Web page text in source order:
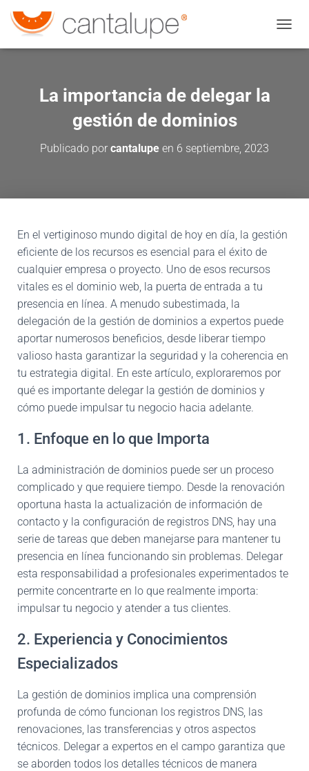
La importancia de delegar la
gestión de dominios
Publicado por cantalupe en 6 septiembre, 2023
En el vertiginoso mundo digital de hoy en día, la gestión
eficiente de los recursos es esencial para el éxito de
cualquier empresa o proyecto. Uno de esos recursos
vitales es el dominio web, la puerta de entrada a tu
presencia en línea. A menudo subestimada, la
delegación de la gestión de dominios a expertos puede
aportar numerosos beneficios, desde liberar tiempo
valioso hasta garantizar la seguridad y la coherencia en
tu estrategia digital. En este artículo, exploraremos por
qué es importante delegar la gestión de dominios y
cómo puede impulsar tu negocio hacia adelante.
1. Enfoque en lo que Importa
La administración de dominios puede ser un proceso
complicado y que requiere tiempo. Desde la renovación
oportuna hasta la actualización de información de
contacto y la configuración de registros DNS, hay una
serie de tareas que deben manejarse para mantener tu
presencia en línea funcionando sin problemas. Delegar
esta responsabilidad a profesionales experimentados te
permite concentrarte en lo que realmente importa:
impulsar tu negocio y atender a tus clientes.
2. Experiencia y Conocimientos
Especializados
La gestión de dominios implica una comprensión
profunda de cómo funcionan los registros DNS, las
renovaciones, las transferencias y otros aspectos
técnicos. Delegar a expertos en el campo garantiza que
se aborden todos los detalles técnicos de manera